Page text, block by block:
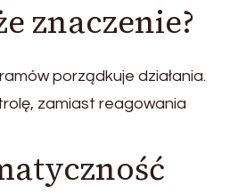
znaczenie?
porządkuje działania.
zamiast reagowania